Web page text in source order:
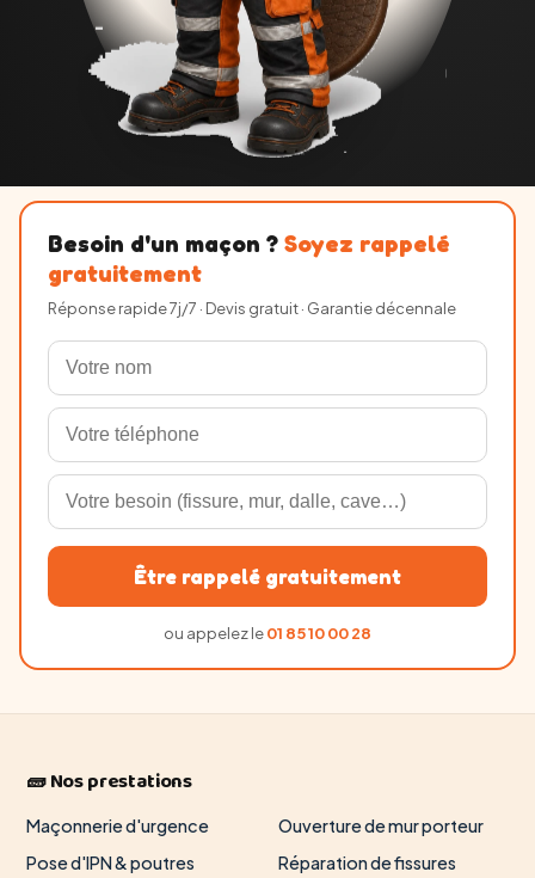
Besoin d'un maçon ? Soyez rappelé
gratuitement
Réponse rapide 7j/7 · Devis gratuit · Garantie décennale
Être rappelé gratuitement
ou appelez le01 85 10 00 28
🧱 Nos prestations
Maçonnerie d'urgence
Ouverture de mur porteur
Pose d'IPN & poutres
Réparation de fissures